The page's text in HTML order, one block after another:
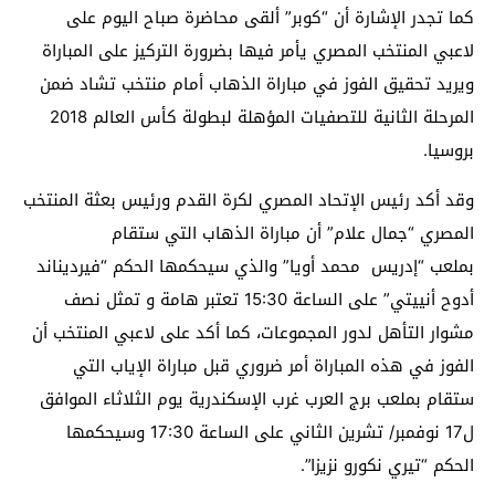
كما تجدر الإشارة أن “كوبر” ألقى محاضرة صباح اليوم على
لاعبي المنتخب المصري يأمر فيها بضرورة التركيز على المباراة
ويريد تحقيق الفوز في مباراة الذهاب أمام منتخب تشاد ضمن
المرحلة الثانية للتصفيات المؤهلة لبطولة كأس العالم 2018
بروسيا.
وقد أكد رئيس الإتحاد المصري لكرة القدم ورئيس بعثة المنتخب
المصري “جمال علام” أن مباراة الذهاب التي ستقام
بملعب “إدريس محمد أويا” والذي سيحكمها الحكم “فيرديناند
أدوح أنييتي” على الساعة 15:30 تعتبر هامة و تمثل نصف
مشوار التأهل لدور المجموعات، كما أكد على لاعبي المنتخب أن
الفوز في هذه المباراة أمر ضروري قبل مباراة الإياب التي
ستقام بملعب برج العرب غرب الإسكندرية يوم الثلاثاء الموافق
ل17 نوفمبر/ تشرين الثاني على الساعة 17:30 وسيحكمها
الحكم “تيري نكورو نزيزا”.